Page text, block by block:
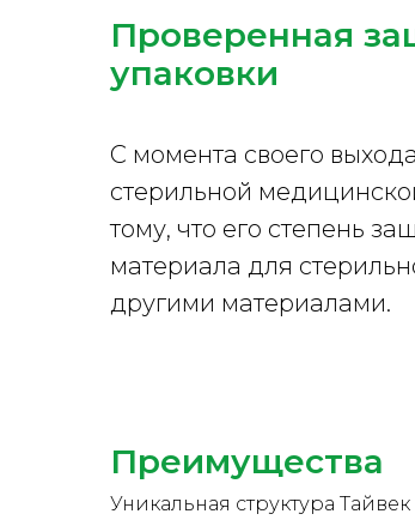
Проверенная
упаковки
С момента своего
стерильной
тому, что его степень
материала для
другими материалами.
Преимущества
Уникальная структура